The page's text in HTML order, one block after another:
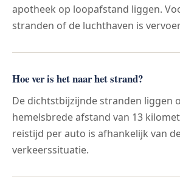
apotheek op loopafstand liggen.
stranden of de luchthaven is
Hoe ver is het naar het strand?
De dichtstbijzijnde stranden liggen
hemelsbrede afstand van 13
reistijd per auto is afhankelijk van
verkeerssituatie.